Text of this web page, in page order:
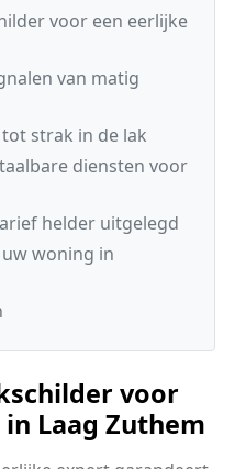
voor een eerlijke
van matig
strak in de lak
diensten voor
helder uitgelegd
woning in
voor
Laag Zuthem